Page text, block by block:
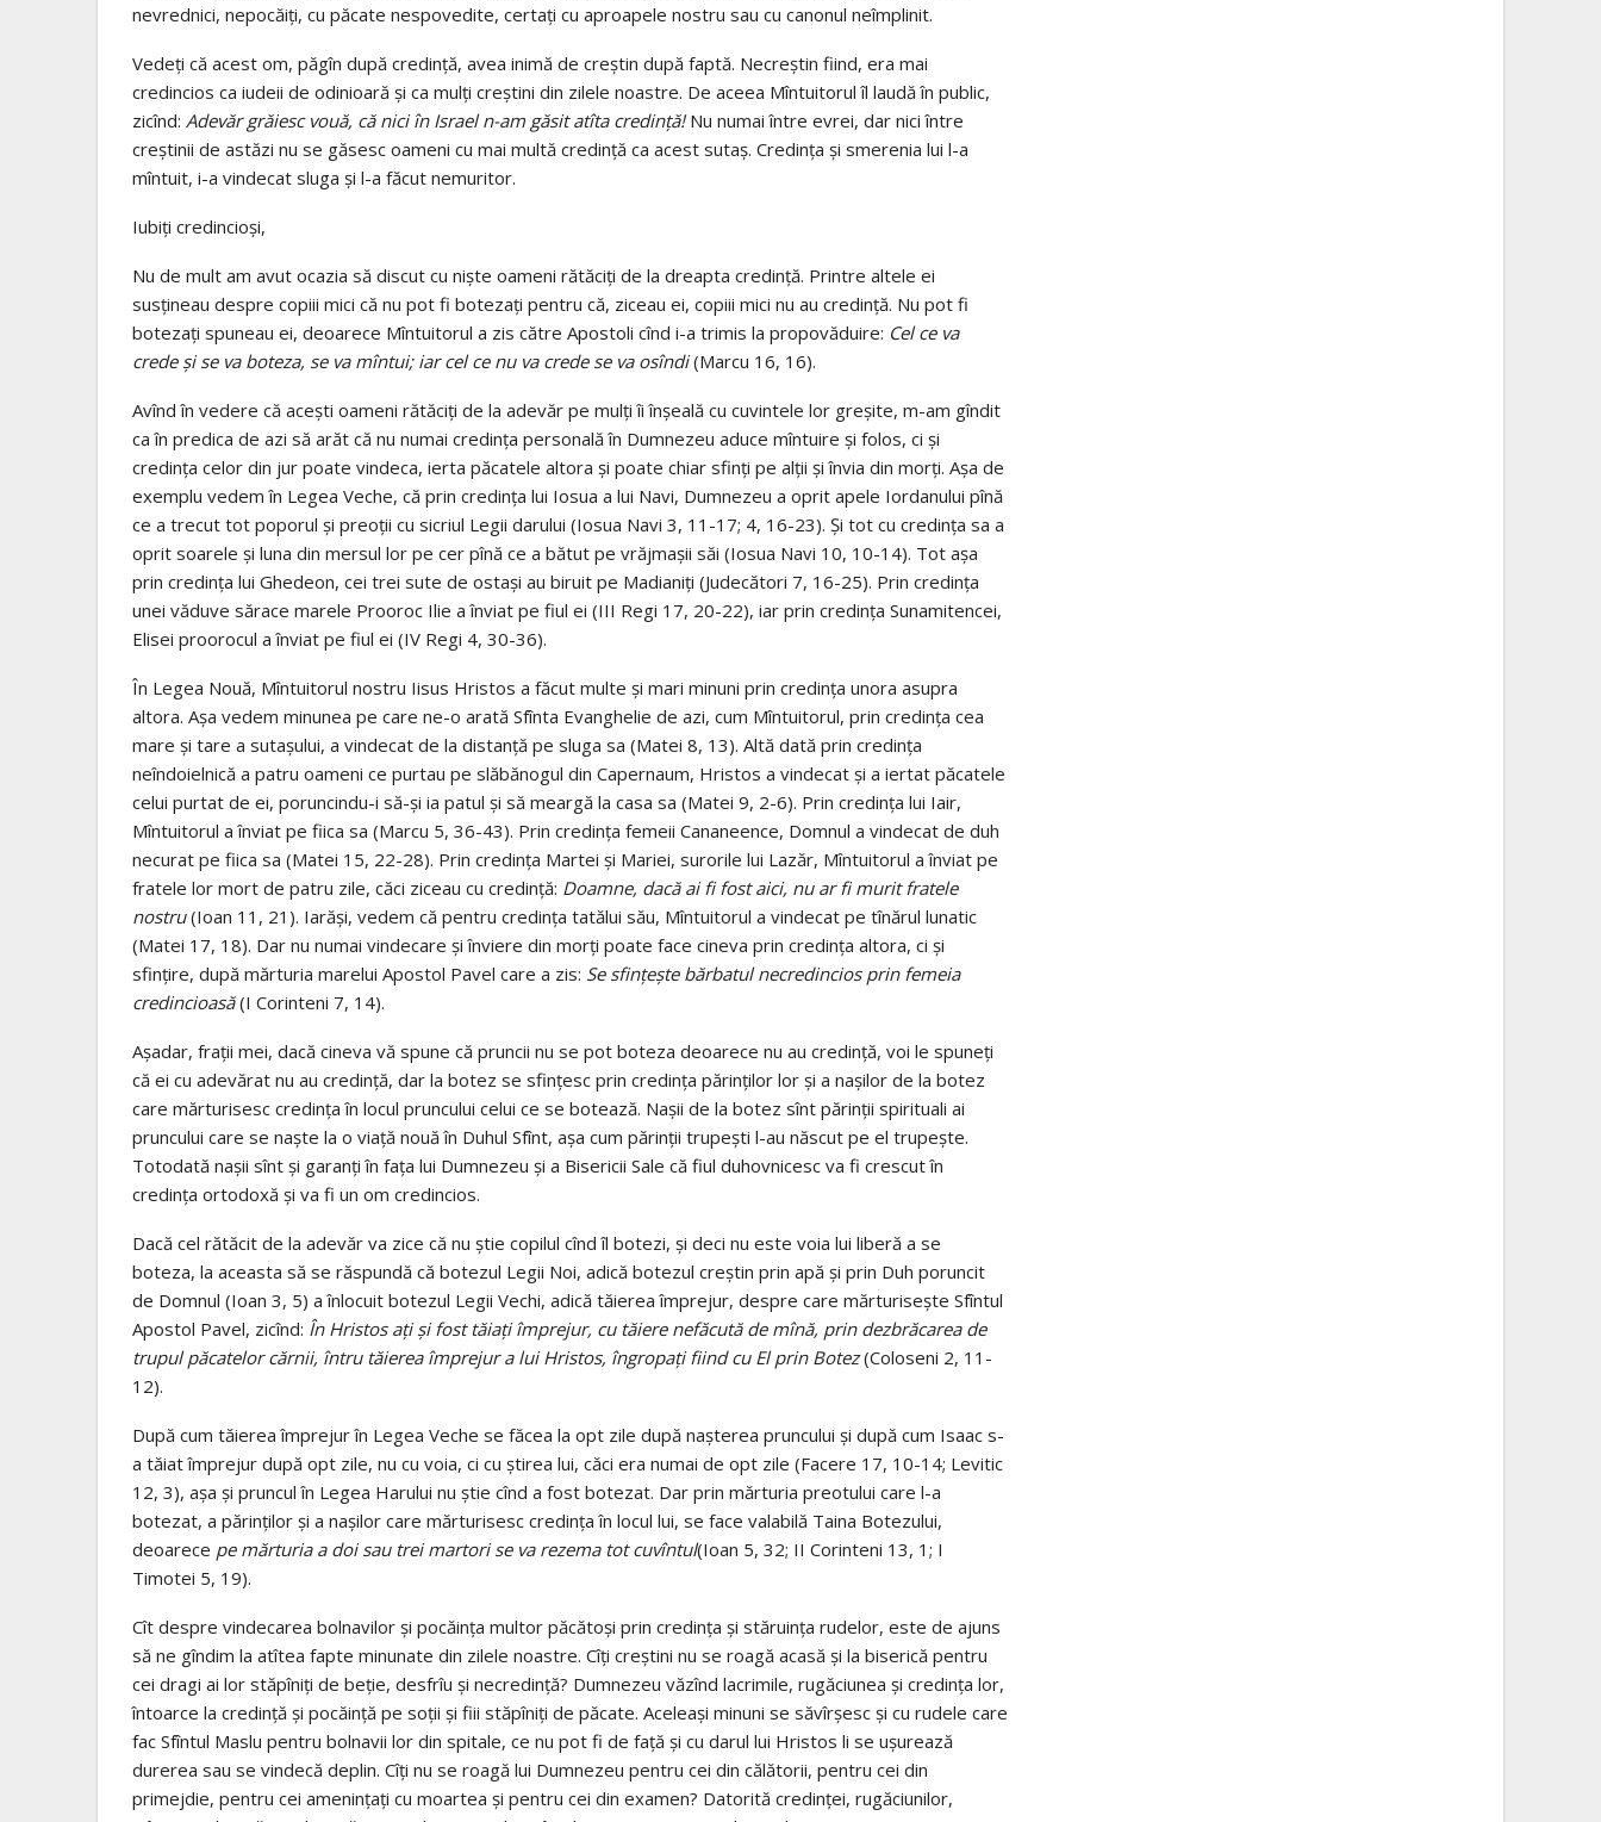
nevrednici, nepocăiţi, cu păcate nespovedite, certaţi cu aproapele nostru sau cu canonul neîmplinit.
Vedeţi că acest om, păgîn după credinţă, avea inimă de creştin după faptă. Necreştin fiind, era mai
credincios ca iudeii de odinioară şi ca mulţi creştini din zilele noastre. De aceea Mîntuitorul îl laudă în public,
zicînd: Adevăr grăiesc vouă, că nici în Israel n-am găsit atîta credinţă!Nu numai între evrei, dar nici între
creştinii de astăzi nu se găsesc oameni cu mai multă credinţă ca acest sutaş. Credinţa şi smerenia lui l-a
mîntuit, i-a vindecat sluga şi l-a făcut nemuritor.
Iubiţi credincioşi,
Nu de mult am avut ocazia să discut cu nişte oameni rătăciţi de la dreapta credinţă. Printre altele ei
susţineau despre copiii mici că nu pot fi botezaţi pentru că, ziceau ei, copiii mici nu au credinţă. Nu pot fi
botezaţi spuneau ei, deoarece Mîntuitorul a zis către Apostoli cînd i-a trimis la propovăduire: Cel ce va
crede şi se va boteza, se va mîntui; iar cel ce nu va crede se va osîndi(Marcu 16, 16).
Avînd în vedere că aceşti oameni rătăciţi de la adevăr pe mulţi îi înşeală cu cuvintele lor greşite, m-am gîndit
ca în predica de azi să arăt că nu numai credinţa personală în Dumnezeu aduce mîntuire şi folos, ci şi
credinţa celor din jur poate vindeca, ierta păcatele altora şi poate chiar sfinţi pe alţii şi învia din morţi. Aşa de
exemplu vedem în Legea Veche, că prin credinţa lui Iosua a lui Navi, Dumnezeu a oprit apele Iordanului pînă
ce a trecut tot poporul şi preoţii cu sicriul Legii darului (Iosua Navi 3, 11-17; 4, 16-23). Şi tot cu credinţa sa a
oprit soarele şi luna din mersul lor pe cer pînă ce a bătut pe vrăjmaşii săi (Iosua Navi 10, 10-14). Tot aşa
prin credinţa lui Ghedeon, cei trei sute de ostaşi au biruit pe Madianiţi (Judecători 7, 16-25). Prin credinţa
unei văduve sărace marele Prooroc Ilie a înviat pe fiul ei (III Regi 17, 20-22), iar prin credinţa Sunamitencei,
Elisei proorocul a înviat pe fiul ei (IV Regi 4, 30-36).
În Legea Nouă, Mîntuitorul nostru Iisus Hristos a făcut multe şi mari minuni prin credinţa unora asupra
altora. Aşa vedem minunea pe care ne-o arată Sfînta Evanghelie de azi, cum Mîntuitorul, prin credinţa cea
mare şi tare a sutaşului, a vindecat de la distanţă pe sluga sa (Matei 8, 13). Altă dată prin credinţa
neîndoielnică a patru oameni ce purtau pe slăbănogul din Capernaum, Hristos a vindecat şi a iertat păcatele
celui purtat de ei, poruncindu-i să-şi ia patul şi să meargă la casa sa (Matei 9, 2-6). Prin credinţa lui Iair,
Mîntuitorul a înviat pe fiica sa (Marcu 5, 36-43). Prin credinţa femeii Cananeence, Domnul a vindecat de duh
necurat pe fiica sa (Matei 15, 22-28). Prin credinţa Martei şi Mariei, surorile lui Lazăr, Mîntuitorul a înviat pe
fratele lor mort de patru zile, căci ziceau cu credinţă: Doamne, dacă ai fi fost aici, nu ar fi murit fratele
nostru(Ioan 11, 21). Iarăşi, vedem că pentru credinţa tatălui său, Mîntuitorul a vindecat pe tînărul lunatic
(Matei 17, 18). Dar nu numai vindecare şi înviere din morţi poate face cineva prin credinţa altora, ci şi
sfinţire, după mărturia marelui Apostol Pavel care a zis: Se sfinţeşte bărbatul necredincios prin femeia
credincioasă(I Corinteni 7, 14).
Aşadar, fraţii mei, dacă cineva vă spune că pruncii nu se pot boteza deoarece nu au credinţă, voi le spuneţi
că ei cu adevărat nu au credinţă, dar la botez se sfinţesc prin credinţa părinţilor lor şi a naşilor de la botez
care mărturisesc credinţa în locul pruncului celui ce se botează. Naşii de la botez sînt părinţii spirituali ai
pruncului care se naşte la o viaţă nouă în Duhul Sfînt, aşa cum părinţii trupeşti l-au născut pe el trupeşte.
Totodată naşii sînt şi garanţi în faţa lui Dumnezeu şi a Bisericii Sale că fiul duhovnicesc va fi crescut în
credinţa ortodoxă şi va fi un om credincios.
Dacă cel rătăcit de la adevăr va zice că nu ştie copilul cînd îl botezi, şi deci nu este voia lui liberă a se
boteza, la aceasta să se răspundă că botezul Legii Noi, adică botezul creştin prin apă şi prin Duh poruncit
de Domnul (Ioan 3, 5) a înlocuit botezul Legii Vechi, adică tăierea împrejur, despre care mărturiseşte Sfîntul
Apostol Pavel, zicînd: În Hristos aţi şi fost tăiaţi împrejur, cu tăiere nefăcută de mînă, prin dezbrăcarea de
trupul păcatelor cărnii, întru tăierea împrejur a lui Hristos, îngropaţi fiind cu El prin Botez(Coloseni 2, 11-
12).
După cum tăierea împrejur în Legea Veche se făcea la opt zile după naşterea pruncului şi după cum Isaac s-
a tăiat împrejur după opt zile, nu cu voia, ci cu ştirea lui, căci era numai de opt zile (Facere 17, 10-14; Levitic
12, 3), aşa şi pruncul în Legea Harului nu ştie cînd a fost botezat. Dar prin mărturia preotului care l-a
botezat, a părinţilor şi a naşilor care mărturisesc credinţa în locul lui, se face valabilă Taina Botezului,
deoarece pe mărturia a doi sau trei martori se va rezema tot cuvîntul(Ioan 5, 32; II Corinteni 13, 1; I
Timotei 5, 19).
Cît despre vindecarea bolnavilor şi pocăinţa multor păcătoşi prin credinţa şi stăruinţa rudelor, este de ajuns
să ne gîndim la atîtea fapte minunate din zilele noastre. Cîţi creştini nu se roagă acasă şi la biserică pentru
cei dragi ai lor stăpîniţi de beţie, desfrîu şi necredinţă? Dumnezeu văzînd lacrimile, rugăciunea şi credinţa lor,
întoarce la credinţă şi pocăinţă pe soţii şi fiii stăpîniţi de păcate. Aceleaşi minuni se săvîrşesc şi cu rudele care
fac Sfîntul Maslu pentru bolnavii lor din spitale, ce nu pot fi de faţă şi cu darul lui Hristos li se uşurează
durerea sau se vindecă deplin. Cîţi nu se roagă lui Dumnezeu pentru cei din călătorii, pentru cei din
primejdie, pentru cei ameninţaţi cu moartea şi pentru cei din examen? Datorită credinţei, rugăciunilor,